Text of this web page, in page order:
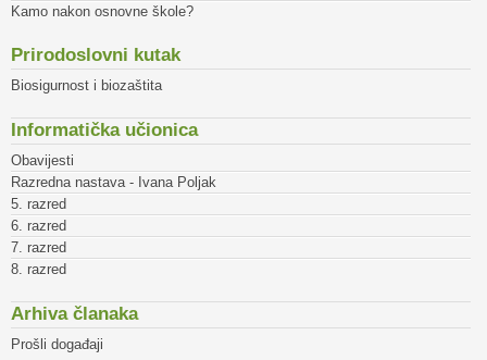
Kamo nakon osnovne škole?
Prirodoslovni kutak
Biosigurnost i biozaštita
Informatička učionica
Obavijesti
Razredna nastava - Ivana Poljak
5. razred
6. razred
7. razred
8. razred
Arhiva članaka
Prošli događaji